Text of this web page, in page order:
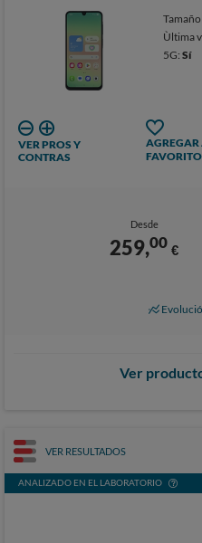
Ùltima
5G:Sí
VER PROS Y
CONTRAS
AGREGAR
Desde
259,00 €
Ver
VER RESULTADOS
ANALIZADO EN EL LABORATORIO